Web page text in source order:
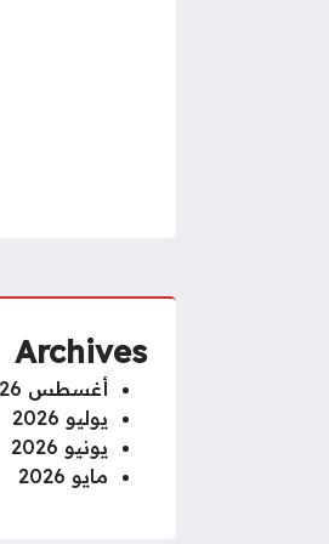
Archives
أغسطس 2026
يوليو 2026
يونيو 2026
مايو 2026